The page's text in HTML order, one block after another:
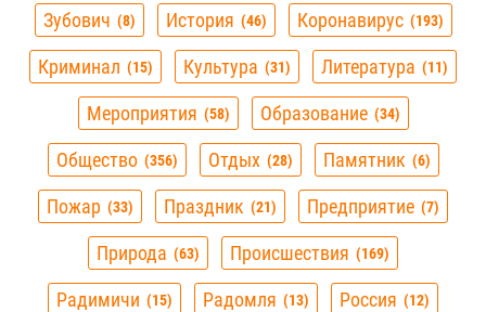
Зубович 8 История 46 Коронавирус 193
Криминал 15 Культура 31 Литература 11
Мероприятия 58 Образование 34
Общество 356 Отдых 28 Памятник 6
Пожар 33 Праздник 21 Предприятие 7
Природа 63 Происшествия 169
Радимичи 15 Радомля 13 Россия 12